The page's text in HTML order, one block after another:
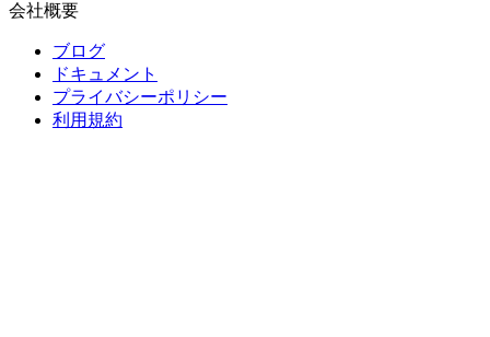
会社概要
ブログ
ドキュメント
プライバシーポリシー
利用規約